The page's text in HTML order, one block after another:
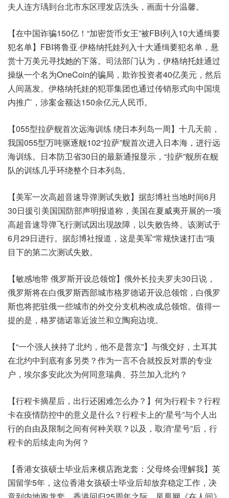
夫人连方瑀到台北市东区理发店洗头，画面十分温馨。
【在中国诈骗150亿！“加密货币女王”被FBI列入10大通缉要
犯名单】FBI将鲁亚·伊格纳托娃列入十大通缉要犯名单，悬
赏十万美元寻找她的下落。司法部门认为，伊格纳托娃通过
操纵一个名为OneCoin的骗局，欺诈投资者40亿美元，然后
人间蒸发。伊格纳托娃的犯罪集团也通过传销形式向中国境
内推广，涉案金额达150余亿元人民币。
【055型拉萨舰首次远海训练 绕日本列岛一周】十几天前，
我国055型万吨驱逐舰102“拉萨”舰首次进入日本海，进行远
海训练。日本防卫省30日的最新通报显示，“拉萨”舰所在舰
队的训练几乎环绕整个日本列岛。
【美军一次高超音速导弹测试失败】据彭博社当地时间6月
30日援引美国国防部声明报道称，美国在夏威夷开展的一项
高超音速导弹飞行测试因出现故障，以失败告终。该测试于
6月29日进行。据彭博社报道，这是美军“常规快速打击”项
目下的第二次测试失败。
【敏感地带 俄罗斯开设总领馆】俄外长拉夫罗夫30日说，
俄罗斯将在白俄罗斯西部城市格罗德诺开设总领馆，白俄罗
斯也将把驻俄一些城市的外交分支机构改成总领馆。值得一
提的是，格罗德诺靠近波兰和立陶宛边境。
【“一个强人挟持了北约，他不是普京”】与俄交好，土耳其
在北约中到底有多另类？作为一言不合就投反对票的专业
户，埃尔多安此次为何同意瑞典、芬兰加入北约？
【行程卡摘星后，出行还困难怎么办？】何为行程卡？行程
卡在疫情防控中的意义是什么？行程卡上的“星号”与个人出
行的自由及限制之间有何种关联？以及，取消“星号”后，行
程卡的后续走向为何？
【香港女孩硕士毕业后来横店跑龙套：父母终会理解我】英
国留学5年，这位香港女孩硕士毕业后却放弃稳定工作，决